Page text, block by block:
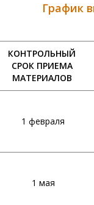
График
КОНТРОЛЬНЫЙ
СРОК ПРИЕМА
МАТЕРИАЛОВ
1 февраля
1 мая